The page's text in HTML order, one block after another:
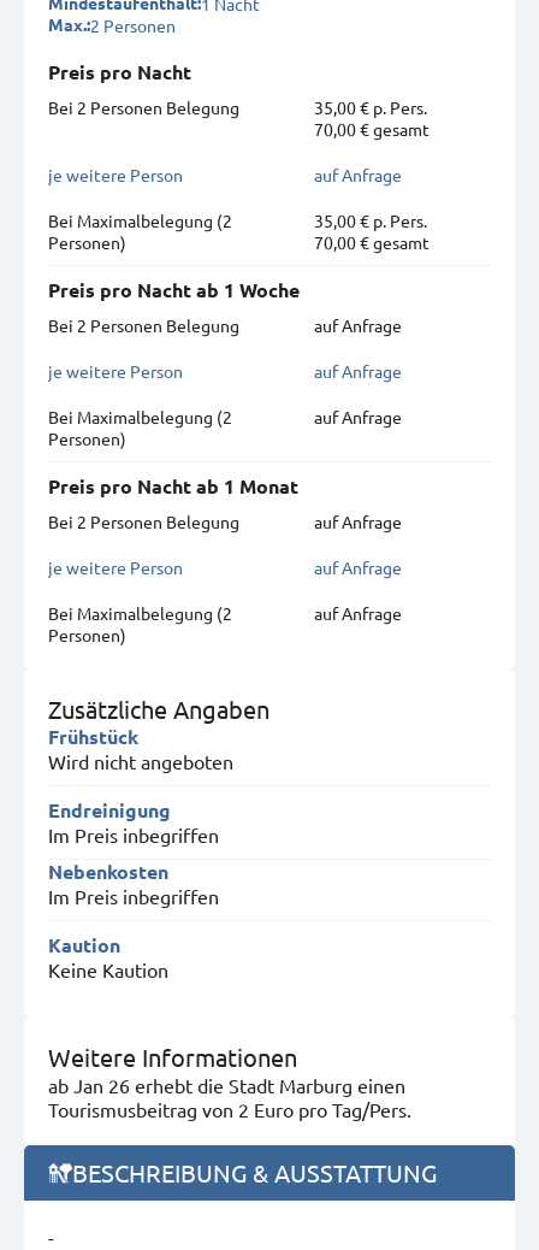
Max.:2 Personen
Preis pro Nacht
Bei 2 Personen Belegung
35,00 € p. Pers.
70,00 € gesamt
je weitere Person auf Anfrage
Bei Maximal­belegung (2
Personen)
35,00 € p. Pers.
70,00 € gesamt
Preis pro Nacht ab 1 Woche
Bei 2 Personen Belegung
auf Anfrage
je weitere Person auf Anfrage
Bei Maximal­belegung (2
Personen)
auf Anfrage
Preis pro Nacht ab 1 Monat
Bei 2 Personen Belegung
auf Anfrage
je weitere Person auf Anfrage
Bei Maximal­belegung (2
Personen)
auf Anfrage
Zusätzliche Angaben
Frühstück
Wird nicht angeboten
Endreinigung
Im Preis inbegriffen
Nebenkosten
Im Preis inbegriffen
Kaution
Keine Kaution
Weitere Informationen
ab Jan 26 erhebt die Stadt Marburg einen
Tourismusbeitrag von 2 Euro pro Tag/Pers.
BESCHREIBUNG & AUSSTATTUNG
-